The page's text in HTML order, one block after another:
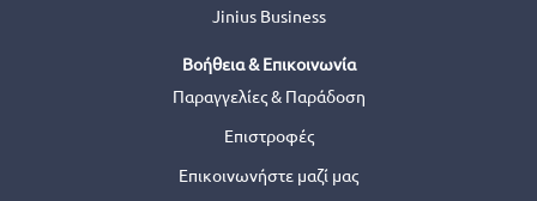
Jinius Business
Βοήθεια & Επικοινωνία
Παραγγελίες & Παράδοση
Επιστροφές
Επικοινωνήστε μαζί μας